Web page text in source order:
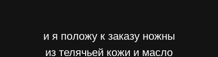
и я положу к заказу ножны
из телячьей кожи и масло